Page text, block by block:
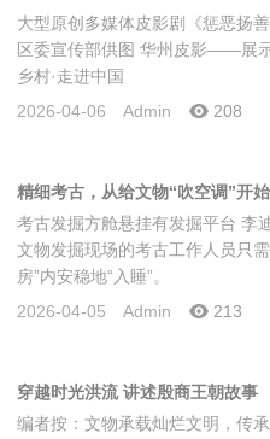
大型原创多媒体皮影剧《惩恶扬
区委宣传部供图 华州皮影——展示古老民间艺术的非凡魅力（美在
乡村·走进中国
2026-04-06
Admin 208
精细考古，从给文物“吹空调”开始
考古发掘方舱悬挂有发掘平台 李迪摄 天冷了，四川省广汉市
文物发掘现场的考古工作人员只
房”内安稳地“入睡”。
2026-04-05
Admin 213
穿越时光洪流 讲述殷商王朝故事
编者按：文物承载灿烂文明，传